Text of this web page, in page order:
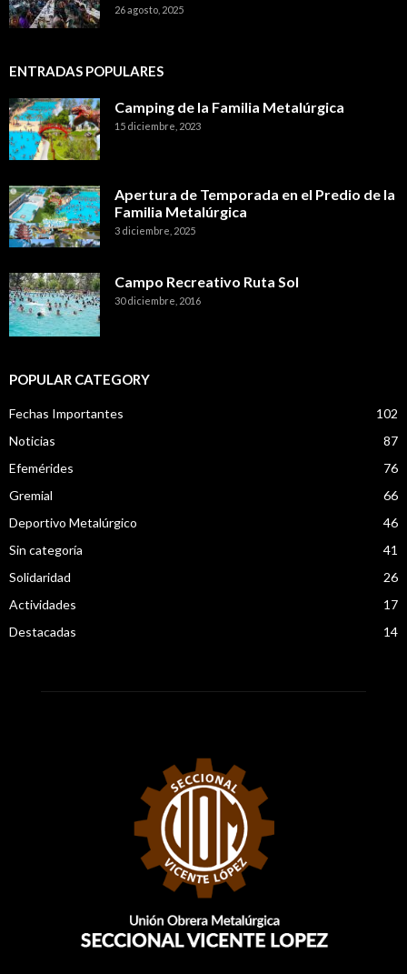
26 agosto, 2025
ENTRADAS POPULARES
Camping de la Familia Metalúrgica
15 diciembre, 2023
Apertura de Temporada en el Predio de la
Familia Metalúrgica
3 diciembre, 2025
Campo Recreativo Ruta Sol
30 diciembre, 2016
POPULAR CATEGORY
Fechas Importantes
102
Noticias
87
Efemérides
76
Gremial
66
Deportivo Metalúrgico
46
Sin categoría
41
Solidaridad
26
Actividades
17
Destacadas
14